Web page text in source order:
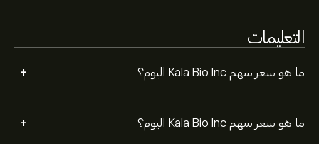
التعليمات
ما هو سعر سهم Kala Bio Inc اليوم؟ +
ما هو سعر سهم Kala Bio Inc اليوم؟ +